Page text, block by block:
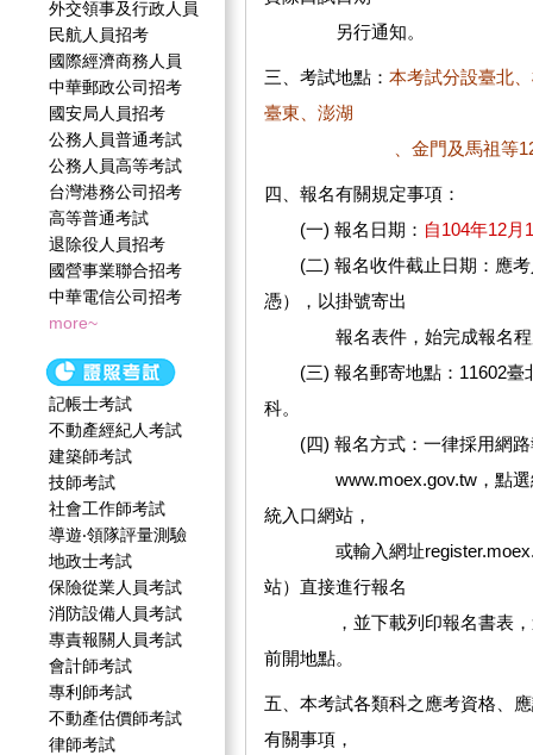
外交領事及行政人員
民航人員招考
國際經濟商務人員
中華郵政公司招考
國安局人員招考
公務人員普通考試
公務人員高等考試
台灣港務公司招考
高等普通考試
退除役人員招考
國營事業聯合招考
中華電信公司招考
more~
記帳士考試
不動產經紀人考試
建築師考試
技師考試
社會工作師‍考試
導遊‧領隊評量測驗
地政士考試
保險從業人員考試
消防設備人員考試
專責報關人員考試
會計師考試
專利師考試
不動產估價師考試
律師考試
另行通知。
三、考試地點： 本考試分設臺北
臺東、澎湖
、金門及馬祖等12考區。
四、報名有關規定事項：
(一) 報名日期： 自104年12月
(二) 報名收件截止日期：應考
憑），以掛號寄出
報名表件，始完成報名程序
(三) 報名郵寄地點：11602臺
科。
(四) 報名方式：一律採用網路
www.moex.gov.tw，點選網
統入口網站，
或輸入網址
站）直接進行報名
，並下載列印報名書表，連
前開地點。
五、本考試各類科之應考資格、
有關事項，